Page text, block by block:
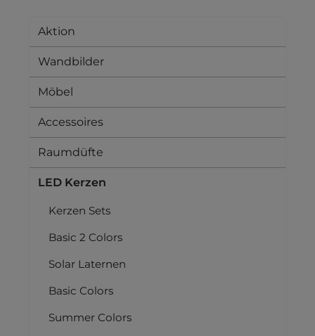
Aktion
Wandbilder
Möbel
Accessoires
Raumdüfte
LED Kerzen
Kerzen Sets
Basic 2 Colors
Solar Laternen
Basic Colors
Summer Colors